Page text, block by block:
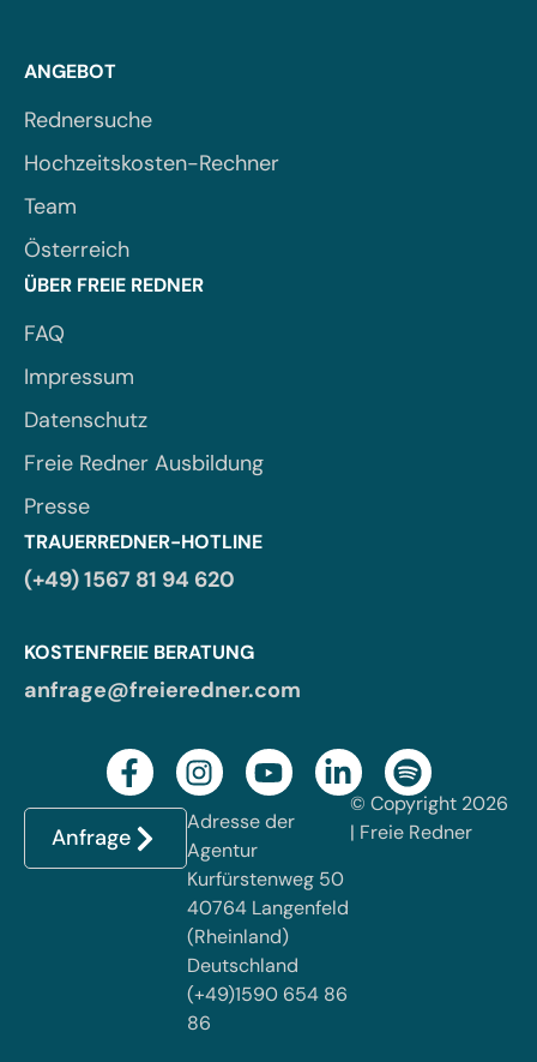
ANGEBOT
Rednersuche
Hochzeitskosten-Rechner
Team
Österreich
ÜBER FREIE REDNER
FAQ
Impressum
Datenschutz
Freie Redner Ausbildung
Presse
TRAUERREDNER-HOTLINE
(+49) 1567 81 94 620
KOSTENFREIE BERATUNG
anfrage@freieredner.com
Anfrage
Adresse der
Agentur
Kurfürstenweg 50
40764 Langenfeld
(Rheinland)
Deutschland
(+49)1590 654 86
86
© Copyright 2026
| Freie Redner